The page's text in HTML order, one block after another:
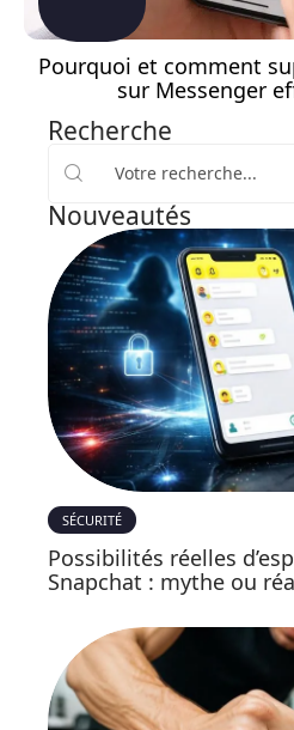
Pourquoi et comment
sur Messenger
Recherche
Nouveautés
SÉCURITÉ
Possibilités réelles
Snapchat : mythe ou